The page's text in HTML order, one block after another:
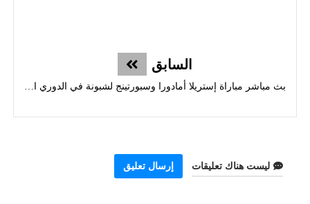
السابق
ليست هناك تعليقات إرسال تعليق